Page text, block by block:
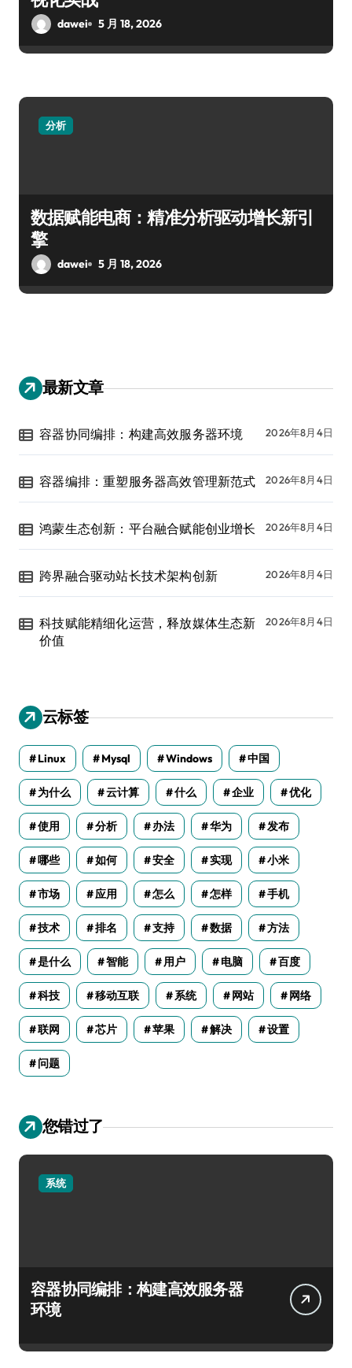
dawei 5 月 18, 2026
分析
数据赋能电商：精准分析驱动增长新引
擎
dawei 5 月 18, 2026
最新文章
容器协同编排：构建高效服务器环境 2026年8月4日
容器编排：重塑服务器高效管理新范式 2026年8月4日
鸿蒙生态创新：平台融合赋能创业增长 2026年8月4日
跨界融合驱动站长技术架构创新 2026年8月4日
科技赋能精细化运营，释放媒体生态新
价值
2026年8月4日
云标签
Linux Mysql Windows 中国
为什么 云计算 什么 企业 优化
使用 分析 办法 华为 发布
哪些 如何 安全 实现 小米
市场 应用 怎么 怎样 手机
技术 排名 支持 数据 方法
是什么 智能 用户 电脑 百度
科技 移动互联 系统 网站 网络
联网 芯片 苹果 解决 设置
问题
您错过了
系统
容器协同编排：构建高效服务器
环境